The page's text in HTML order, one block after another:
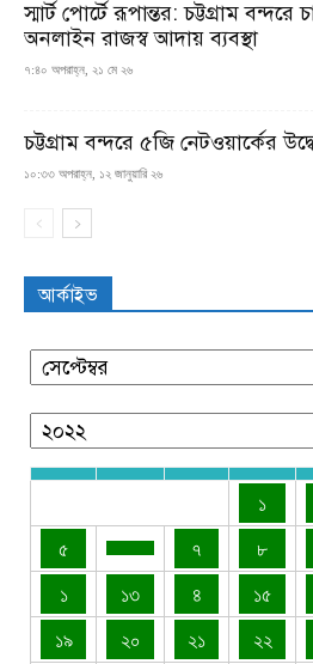
স্মার্ট পোর্টে রূপান্তর: চট্টগ্রাম
অনলাইন রাজস্ব আদায় ব্যবস্থা
৭:৪০ অপরাহ্ন, ২১ মে ২৬
চট্টগ্রাম বন্দরে ৫জি নেটওয়ার্কের
১০:৩৩ অপরাহ্ন, ১২ জানুয়ারি ২৬
আর্কাইভ
১
৫
৭ ৮
১
১৩ ৪ ১৫
১৯
২০ ২১ ২২